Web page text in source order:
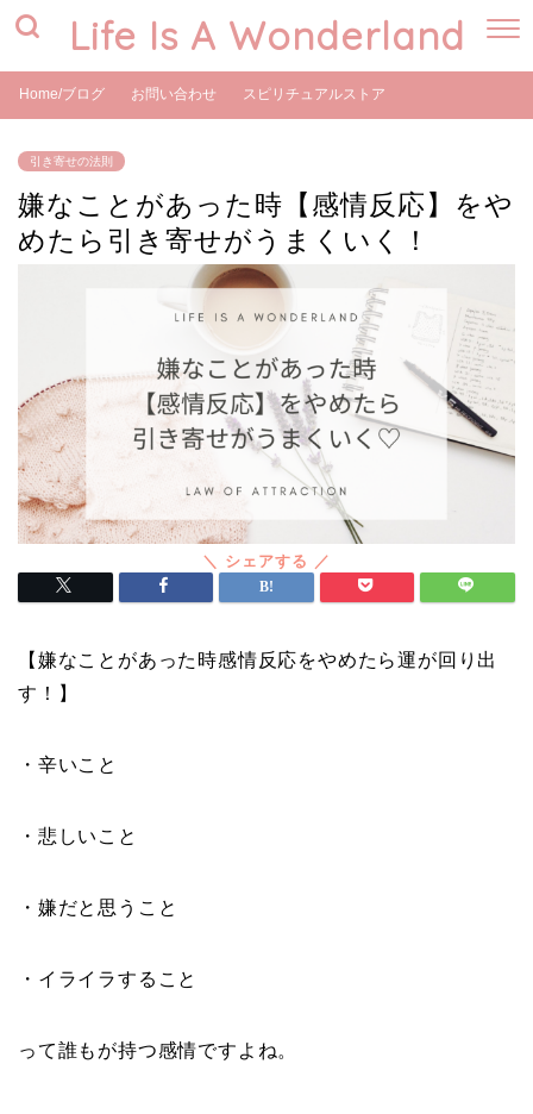
Life Is A Wonderland
Home/ブログ お問い合わせ スピリチュアルストア
引き寄せの法則
嫌なことがあった時【感情反応】をや
めたら引き寄せがうまくいく！
【嫌なことがあった時感情反応をやめたら運が回り出
す！】
・辛いこと
・悲しいこと
・嫌だと思うこと
・イライラすること
って誰もが持つ感情ですよね。